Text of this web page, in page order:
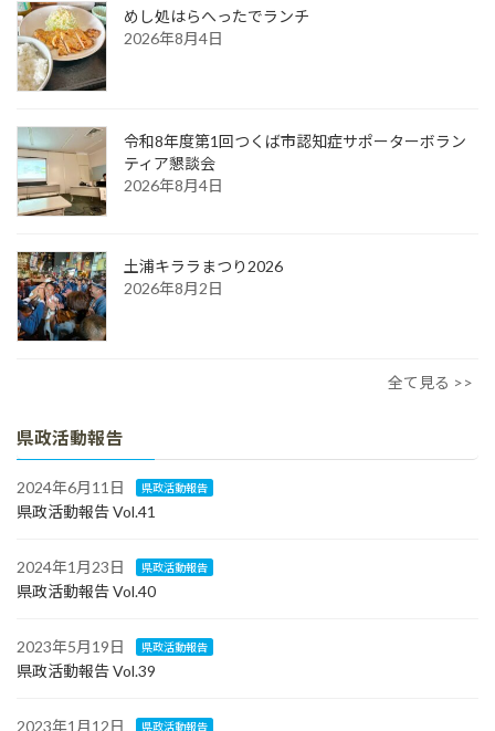
めし処はらへったでランチ
2026年8月4日
令和8年度第1回つくば市認知症サポーターボラン
ティア懇談会
2026年8月4日
土浦キララまつり2026
2026年8月2日
全て見る >>
県政活動報告
2024年6月11日 県政活動報告
県政活動報告 Vol.41
2024年1月23日 県政活動報告
県政活動報告 Vol.40
2023年5月19日 県政活動報告
県政活動報告 Vol.39
2023年1月12日 県政活動報告